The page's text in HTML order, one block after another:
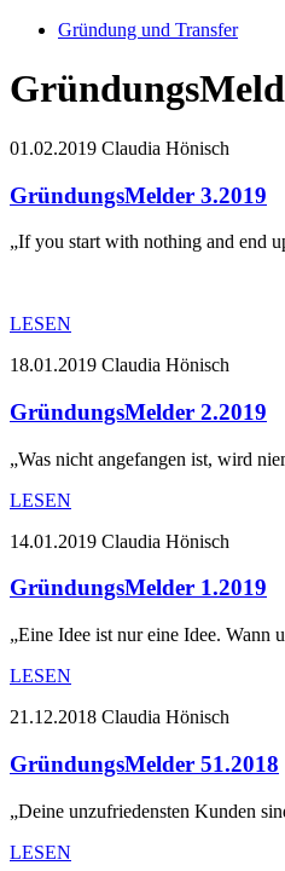
Gründung und Transfer
01.02.2019 Claudia Hönisch
GründungsMelder 3.2019
„If you start with nothing and end
LESEN
18.01.2019 Claudia Hönisch
GründungsMelder 2.2019
„Was nicht angefangen ist, wird
LESEN
14.01.2019 Claudia Hönisch
GründungsMelder 1.2019
„Eine Idee ist nur eine Idee. Wann
LESEN
21.12.2018 Claudia Hönisch
GründungsMelder 51.2018
„Deine unzufriedensten Kunden
LESEN